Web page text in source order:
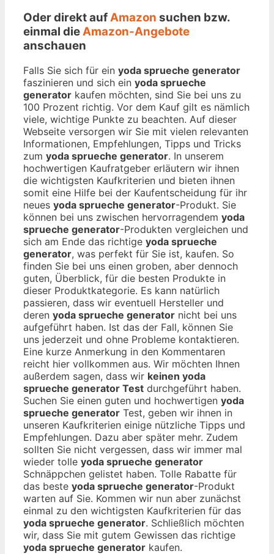
Oder direkt aufAmazon suchen bzw.
einmal dieAmazon-Angebote
anschauen
Falls Sie sich für ein yoda sprueche generator
faszinieren und sich ein yoda sprueche
generator kaufen möchten, sind Sie bei uns zu
100 Prozent richtig. Vor dem Kauf gilt es nämlich
viele, wichtige Punkte zu beachten. Auf dieser
Webseite versorgen wir Sie mit vielen relevanten
Informationen, Empfehlungen, Tipps und Tricks
zum yoda sprueche generator. In unserem
hochwertigen Kaufratgeber erläutern wir ihnen
die wichtigsten Kaufkriterien und bieten ihnen
somit eine Hilfe bei der Kaufentscheidung für ihr
neues yoda sprueche generator-Produkt. Sie
können bei uns zwischen hervorragendem yoda
sprueche generator-Produkten vergleichen und
sich am Ende das richtige yoda sprueche
generator, was perfekt für Sie ist, kaufen. So
finden Sie bei uns einen groben, aber dennoch
guten, Überblick, für die besten Produkte in
dieser Produktkategorie. Es kann natürlich
passieren, dass wir eventuell Hersteller und
deren yoda sprueche generator nicht bei uns
aufgeführt haben. Ist das der Fall, können Sie
uns jederzeit und ohne Probleme kontaktieren.
Eine kurze Anmerkung in den Kommentaren
reicht hier vollkommen aus. Wir möchten Ihnen
außerdem sagen, dass wir keinen yoda
sprueche generator Test durchgeführt haben.
Suchen Sie einen guten und hochwertigen yoda
sprueche generator Test, geben wir ihnen in
unseren Kaufkriterien einige nützliche Tipps und
Empfehlungen. Dazu aber später mehr. Zudem
sollten Sie nicht vergessen, dass wir immer mal
wieder tolle yoda sprueche generator
Schnäppchen gelistet haben. Tolle Rabatte für
das beste yoda sprueche generator-Produkt
warten auf Sie. Kommen wir nun aber zunächst
einmal zu den wichtigsten Kaufkriterien für das
yoda sprueche generator. Schließlich möchten
wir, dass Sie mit gutem Gewissen das richtige
yoda sprueche generator kaufen.